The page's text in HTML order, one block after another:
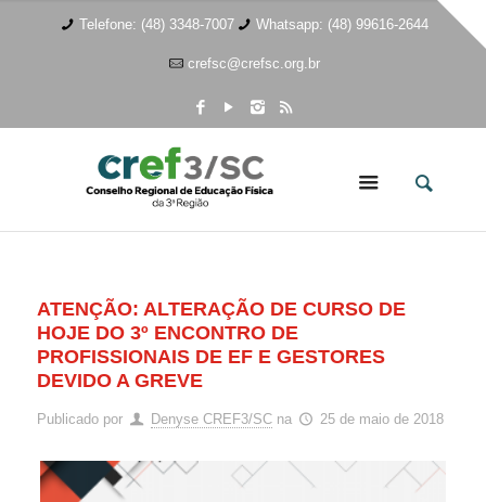
Telefone: (48) 3348-7007 Whatsapp: (48) 99616-2644
crefsc@crefsc.org.br
ATENÇÃO: ALTERAÇÃO DE CURSO DE
HOJE DO 3º ENCONTRO DE
PROFISSIONAIS DE EF E GESTORES
DEVIDO A GREVE
Publicado por Denyse CREF3/SC na 25 de maio de 2018